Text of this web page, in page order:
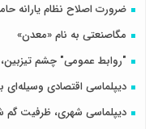
ضرورت اصلاح نظام يارانه
مگاصنعتی به نام «معدن»
"روابط عمومی" چشم
دیپلماسی اقتصادی
دیپلماسی شهری، ظرفیت